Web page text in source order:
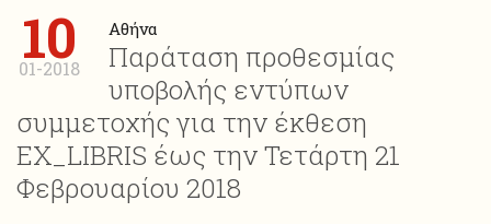
10
01-2018
Αθήνα
Παράταση προθεσμίας
υποβολής εντύπων
συμμετοχής για την έκθεση
ΕΧ_LIBRIS έως την Τετάρτη 21
Φεβρουαρίου 2018